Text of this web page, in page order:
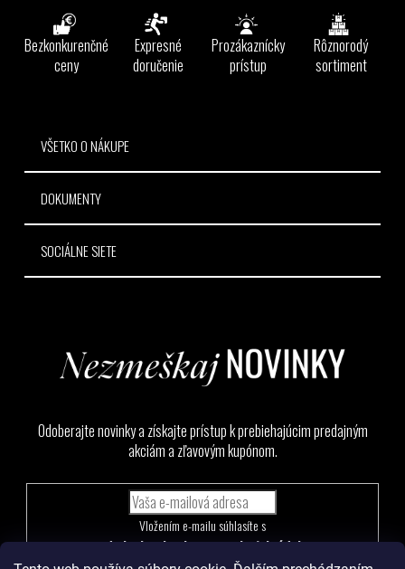
Bezkonkurenčné
ceny
Expresné
doručenie
Prozákaznícky
prístup
Rôznorodý
sortiment
VŠETKO O NÁKUPE
DOKUMENTY
SOCIÁLNE SIETE
Odoberajte novinky a získajte prístup k prebiehajúcim predajným
akciám a zľavovým kupónom.
podmienkami ochrany osobných údajov